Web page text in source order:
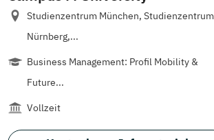
Studienzentrum München, Studienzentrum
Nürnberg,...
Business Management: Profil Mobility &
Future...
Vollzeit